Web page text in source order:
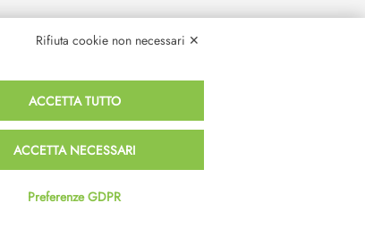
Termini e Condizioni
Rifiuta cookie non necessari ✕
ACCETTA TUTTO
ACCETTA NECESSARI
Preferenze GDPR